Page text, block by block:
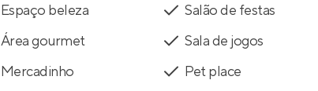
Espaço beleza
Salão de festas
Área gourmet
Sala de jogos
Mercadinho
Pet place